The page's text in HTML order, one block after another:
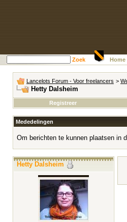
Zoek Home
Lancelots Forum - Voor freelancers >
Hetty Dalsheim
Registreer
Mededelingen
Om berichten te kunnen plaatsen in
Hetty Dalsheim